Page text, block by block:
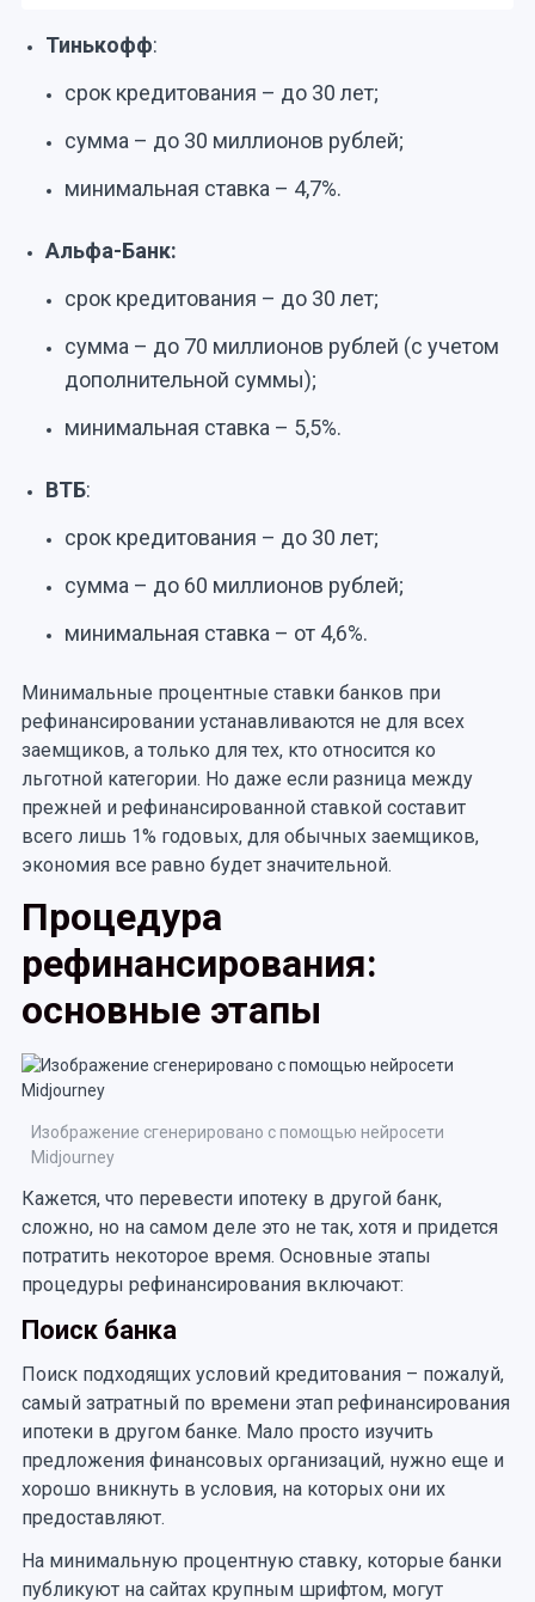
Тинькофф:
срок кредитования – до 30 лет;
сумма – до 30 миллионов рублей;
минимальная ставка – 4,7%.
Альфа-Банк:
срок кредитования – до 30 лет;
сумма – до 70 миллионов рублей (с учетом
дополнительной суммы);
минимальная ставка – 5,5%.
ВТБ:
срок кредитования – до 30 лет;
сумма – до 60 миллионов рублей;
минимальная ставка – от 4,6%.
Минимальные процентные ставки банков при
рефинансировании устанавливаются не для всех
заемщиков, а только для тех, кто относится ко
льготной категории. Но даже если разница между
прежней и рефинансированной ставкой составит
всего лишь 1% годовых, для обычных заемщиков,
экономия все равно будет значительной.
Процедура
рефинансирования:
основные этапы
Изображение сгенерировано с помощью нейросети
Midjourney
Кажется, что перевести ипотеку в другой банк,
сложно, но на самом деле это не так, хотя и придется
потратить некоторое время. Основные этапы
процедуры рефинансирования включают:
Поиск банка
Поиск подходящих условий кредитования – пожалуй,
самый затратный по времени этап рефинансирования
ипотеки в другом банке. Мало просто изучить
предложения финансовых организаций, нужно еще и
хорошо вникнуть в условия, на которых они их
предоставляют.
На минимальную процентную ставку, которые банки
публикуют на сайтах крупным шрифтом, могут